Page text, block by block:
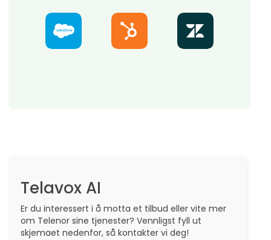
Telavox AI
Er du interessert i å motta et tilbud eller vite mer
om Telenor sine tjenester? Vennligst fyll ut
skjemaet nedenfor, så kontakter vi deg!